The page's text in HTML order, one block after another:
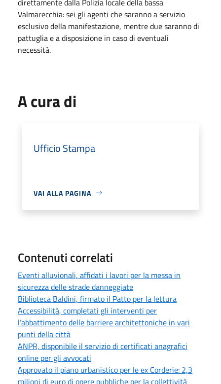
Valmarecchia: sei gli agenti che saranno a servizio
esclusivo della manifestazione, mentre due saranno di
pattuglia e a disposizione in caso di eventuali
necessità.
A cura di
Ufficio Stampa
VAI ALLA PAGINA
Contenuti correlati
Eventi alluvionali, affidati i lavori per la messa in
sicurezza delle strade danneggiate
Biblioteca Baldini, firmato il Patto per la lettura
Accessibilità, completati gli interventi per
l’abbattimento delle barriere architettoniche in vari
punti della città
ANPR, disponibile il servizio di certificati anagrafici
online per gli avvocati
Approvato il piano urbanistico per le ex Corderie: 2,3
milioni di euro di opere pubbliche per la collettività